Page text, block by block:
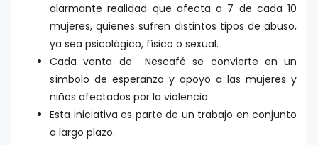
alarmante realidad que afecta a 7 de cada 10
mujeres, quienes sufren distintos tipos de abuso,
ya sea psicológico, físico o sexual.
Cada venta de Nescafé se convierte en un
símbolo de esperanza y apoyo a las mujeres y
niños afectados por la violencia.
Esta iniciativa es parte de un trabajo en conjunto
a largo plazo.